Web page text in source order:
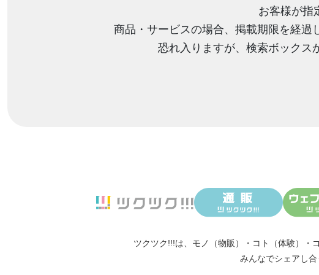
お客様が指
商品・サービスの場合、掲載期限を経過
恐れ入りますが、検索ボックス
ツクツク!!!は、 モノ（物販） ・ コト（体験） ・
みんなでシェアし合